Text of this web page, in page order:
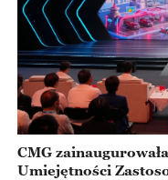
CMG
Umiejętności